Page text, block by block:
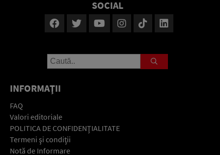
SOCIAL
INFORMAŢII
FAQ
Valori editoriale
POLITICA DE CONFIDENŢIALITATE
Termeni şi condiţii
Notă de Informare